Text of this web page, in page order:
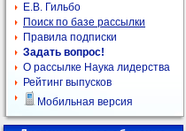
Е.В. Гильбо
Поиск по базе рассылки
Правила подписки
Задать вопрос!
О рассылке Наука лидерства
Рейтинг выпусков
Мобильная версия